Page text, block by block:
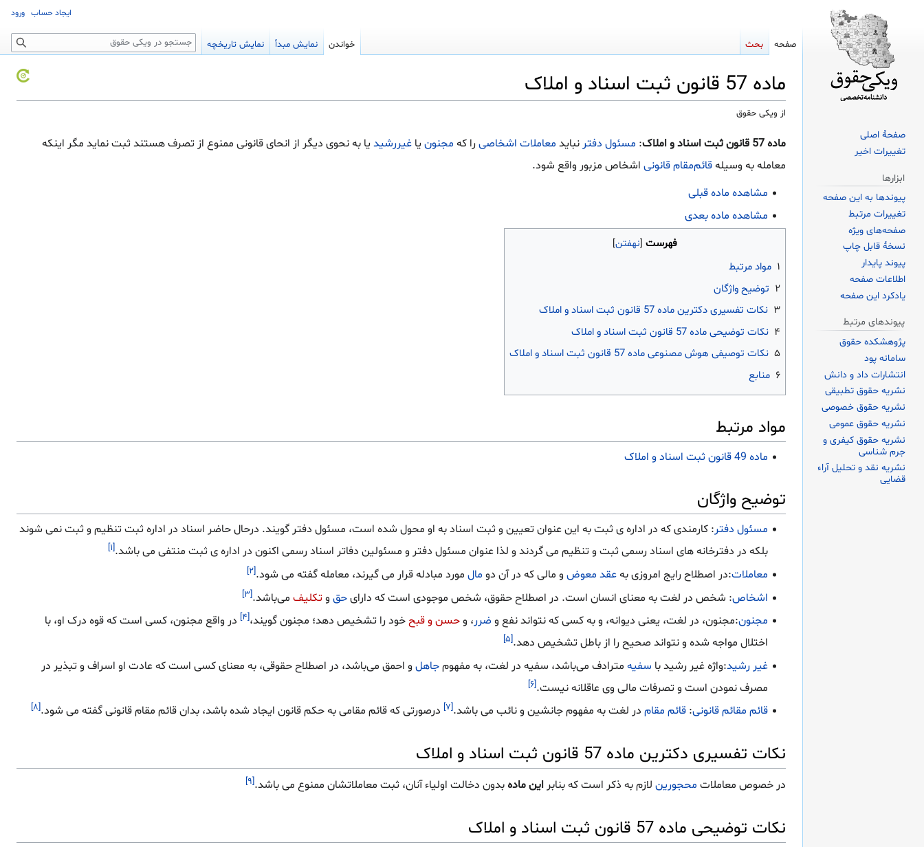
ماده 57 قانون ثبت اسناد و املاک
از ویکی حقوق
پرش
ناوبری
پرش
جستجو
ماده 57 قانون ثبت اسناد و املاک : مسئول دفتر نباید معاملات اشخاصیرا که مجنونیا غیررشیدیا به نحوی دیگر از انحای قانونی ممنوع از تصرف هستند ثبت نماید مگر اینکه
معامله به وسیلهقائم‌مقام قانونی اشخاص مزبور واقع شود.
مشاهده ماده قبلی
مشاهده ماده بعدی
فهرست
۱ مواد مرتبط
۲ توضیح واژگان
۳ نکات تفسیری دکترین ماده 57 قانون ثبت اسناد و املاک
۴ نکات توضیحی ماده 57 قانون ثبت اسناد و املاک
۵ نکات توصیفی هوش مصنوعی ماده 57 قانون ثبت اسناد و املاک
۶ منابع
مواد مرتبط
ماده 49 قانون ثبت اسناد و املاک
توضیح واژگان
مسئول دفتر: کارمندی که در اداره ی ثبت به این عنوان تعیین و ثبت اسناد به او محول شده است، مسئول دفتر گویند. درحال حاضر اسناد در اداره ثبت تنظیم و ثبت نمی شوند
بلکه در دفترخانه های اسناد رسمی ثبت و تنظیم می گردند و لذا عنوان مسئول دفتر و مسئولین دفاتر اسناد رسمی اکنون در اداره ی ثبت منتفی می باشد.[۱]
معاملات:در اصطلاح رایج امروزی بهعقد معوضو مالی که در آن دو مالمورد مبادله قرار می گیرند، معامله گفته می شود.[۲]
اشخاص: شخص در لغت به معنای انسان است. در اصطلاح حقوق، شخص موجودی است که دارایحقوتکلیفمی‌باشد.[۳]
مجنون:مجنون، در لغت، یعنی دیوانه، و به کسی که نتواند نفع وضرر، وحسن و قبحخود را تشخیص دهد؛ مجنون گویند،[۴]
در واقع مجنون، کسی است که قوه درک او، با
اختلال مواجه شده و نتواند صحیح را از باطل تشخیص دهد.[۵]
غیر رشید:واژه غیر رشید با سفیهمترادف می‌باشد، سفیه در لغت، به مفهومجاهلو احمق می‌باشد، در اصطلاح حقوقی، به معنای کسی است که عادت او اسراف و تبذیر در
مصرف نمودن است و تصرفات مالی وی عاقلانه نیست.[۶]
قائم مقائم قانونی: قائم مقامدر لغت به مفهوم جانشین و نائب می باشد.[۷] درصورتی که قائم مقامی به حکم قانون ایجاد شده باشد، بدان قائم مقام قانونی گفته می شود.[۸]
نکات تفسیری دکترین ماده 57 قانون ثبت اسناد و املاک
در خصوص معاملات محجورین لازم به ذکر است که بنابر این مادهبدون دخالت اولیاء آنان، ثبت معاملاتشان ممنوع می باشد.[۹]
نکات توضیحی ماده 57 قانون ثبت اسناد و املاک
ایجاد حساب ورود
صفحه بحث خواندن نمایش مبدأ نمایش تاریخچه جستجو
صفحهٔ اصلی
تغییرات اخیر
ابزارها
پیوندها به این صفحه
تغییرات مرتبط
صفحه‌های ویژه
نسخهٔ قابل چاپ
پیوند پایدار
اطلاعات صفحه
یادکرد این صفحه
پیوندهای مرتبط
پژوهشکده حقوق
سامانه پود
انتشارات داد و دانش
نشریه حقوق تطبیقی
نشریه حقوق خصوصی
نشریه حقوق عمومی
نشریه حقوق کیفری و
جرم شناسی
نشریه نقد و تحلیل آراء
قضایی